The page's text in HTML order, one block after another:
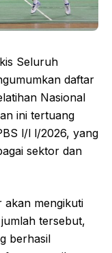
Seluruh
daftar
Nasional
ini tertuang
l/l l/2026, yang
sektor dan
akan mengikuti
tersebut,
berhasil